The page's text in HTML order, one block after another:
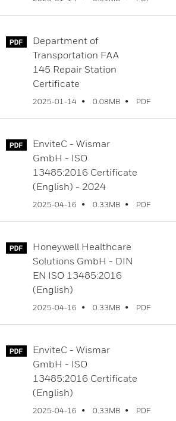
Department of
Transportation FAA
145 Repair Station
Certificate
2025-01-14 0.08MB PDF
EnviteC - Wismar
GmbH - ISO
13485:2016 Certificate
(English) - 2024
2025-04-16 0.33MB PDF
Honeywell Healthcare
Solutions GmbH - DIN
EN ISO 13485:2016
(English)
2025-04-16 0.33MB PDF
EnviteC - Wismar
GmbH - ISO
13485:2016 Certificate
(English)
2025-04-16 0.33MB PDF